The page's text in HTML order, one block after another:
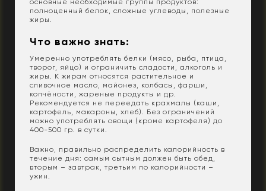
основные необходимые группы продуктов:
полноценный белок, сложные углеводы, полезные
жиры.
Что важно знать:
Умеренно употреблять белки (мясо, рыба, птица,
творог, яйцо) и ограничить сладости, алкоголь и
жиры. К жирам относятся растительное и
сливочное масло, майонез, колбасы, фарши,
копчёности, жареные продукты и др.
Рекомендуется не переедать крахмалы (каши,
картофель, макароны, хлеб). Без ограничений
можно употреблять овощи (кроме картофеля) до
400-500 гр. в сутки.
Важно, правильно распределить калорийность в
течение дня: самым сытным должен быть обед,
вторым – завтрак, третьим по калорийности –
ужин.